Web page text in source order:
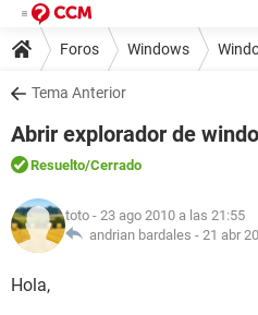
Foros Windows
Tema Anterior
Abrir explorador de
Resuelto/Cerrado
toto - 23 ago 2010 a las 21:55
andrian bardales - 21 abr
Hola,